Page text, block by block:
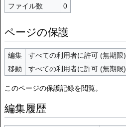
ファイル数
0
ページの保護
編集
すべての利用者に許可 (無期限)
移動
すべての利用者に許可 (無期限)
このページの保護記録を閲覧。
編集履歴